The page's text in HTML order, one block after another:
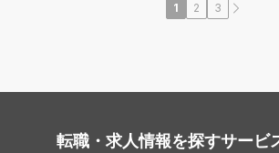
1 2 3
転職・求人情報を探すサービ